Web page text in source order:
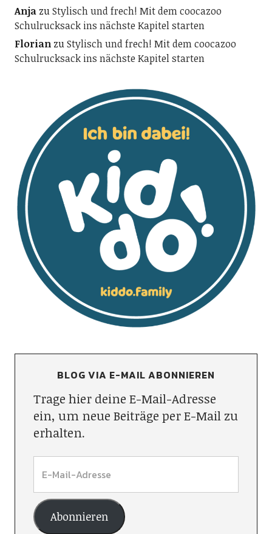
AnjazuStylisch und frech! Mit dem coocazoo
Schulrucksack ins nächste Kapitel starten
FlorianzuStylisch und frech! Mit dem coocazoo
Schulrucksack ins nächste Kapitel starten
BLOG VIA E-MAIL ABONNIEREN
Trage hier deine E-Mail-Adresse
ein, um neue Beiträge per E-Mail zu
erhalten.
Abonnieren